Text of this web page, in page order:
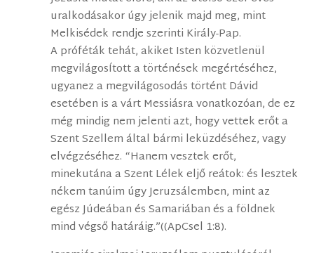
uralkodásakor úgy jelenik majd meg, mint
Melkisédek rendje szerinti Király-Pap.
A próféták tehát, akiket Isten közvetlenül
megvilágosÍtott a történések megértéséhez,
ugyanez a megvilágosodás történt Dávid
esetében is a várt Messiásra vonatkozóan, de ez
még mindig nem jelenti azt, hogy vettek erőt a
Szent Szellem által bármi leküzdéséhez, vagy
elvégzéséhez. “Hanem vesztek erőt,
minekutána a Szent Lélek eljő reátok: és lesztek
nékem tanúim úgy Jeruzsálemben, mint az
egész Júdeában és Samariában és a földnek
mind végső határáig.”((ApCsel 1:8).